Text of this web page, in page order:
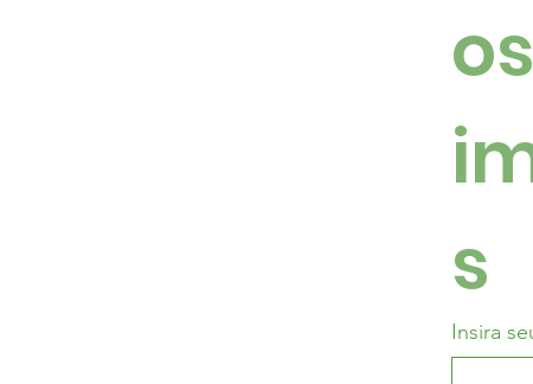
os
s
Insira